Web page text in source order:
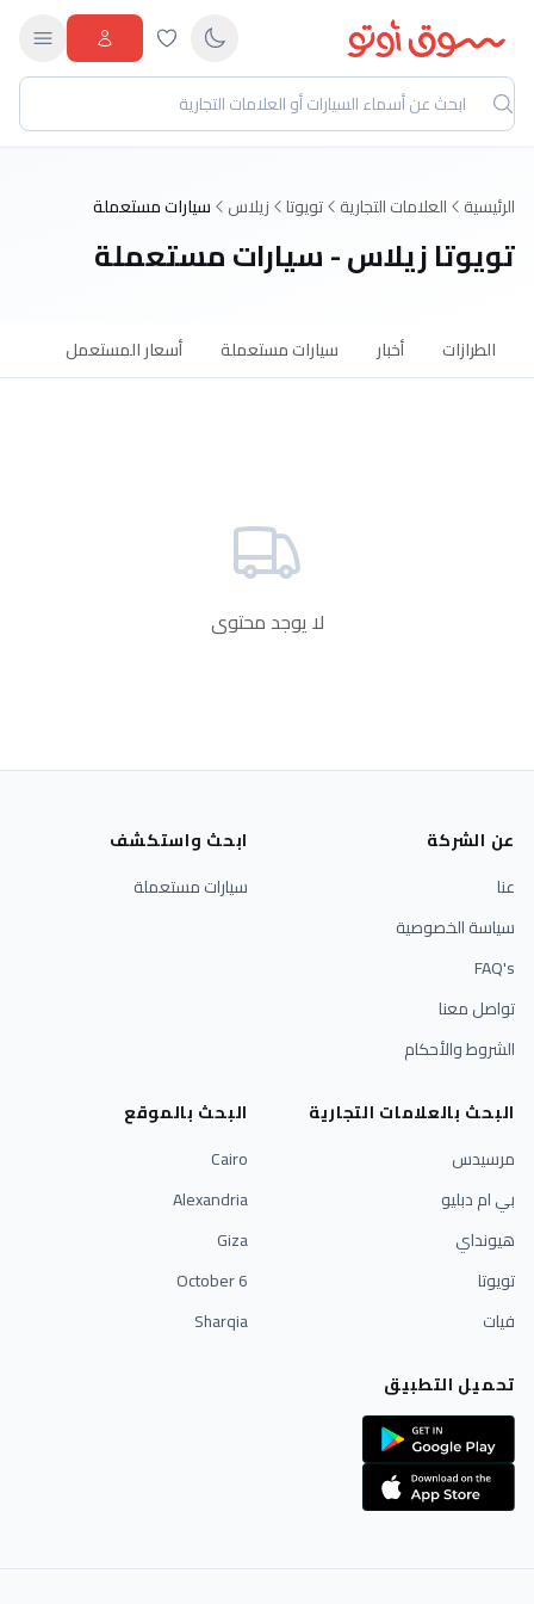
الرئيسية العلامات التجارية تويوتا زيلاس سيارات مستعملة
تويوتا زيلاس - سيارات مستعملة
الطرازات أخبار سيارات مستعملة أسعار المستعمل
لا يوجد محتوى
عن الشركة
عنا
سياسة الخصوصية
FAQ's
تواصل معنا
الشروط والأحكام
ابحث واستكشف
سيارات مستعملة
البحث بالعلامات التجارية
مرسيدس
بي ام دبليو
هيونداي
تويوتا
فيات
البحث بالموقع
Cairo
Alexandria
Giza
6 October
Sharqia
تحميل التطبيق